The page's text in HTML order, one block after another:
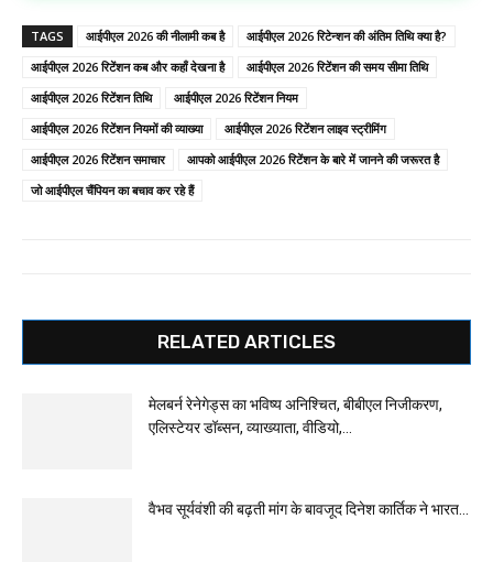
TAGS आईपीएल 2026 की नीलामी कब है
आईपीएल 2026 रिटेन्शन की अंतिम तिथि क्या है?
आईपीएल 2026 रिटेंशन कब और कहाँ देखना है
आईपीएल 2026 रिटेंशन की समय सीमा तिथि
आईपीएल 2026 रिटेंशन तिथि
आईपीएल 2026 रिटेंशन नियम
आईपीएल 2026 रिटेंशन नियमों की व्याख्या
आईपीएल 2026 रिटेंशन लाइव स्ट्रीमिंग
आईपीएल 2026 रिटेंशन समाचार
आपको आईपीएल 2026 रिटेंशन के बारे में जानने की जरूरत है
जो आईपीएल चैंपियन का बचाव कर रहे हैं
RELATED ARTICLES
मेलबर्न रेनेगेड्स का भविष्य अनिश्चित, बीबीएल निजीकरण,
एलिस्टेयर डॉब्सन, व्याख्याता, वीडियो,...
वैभव सूर्यवंशी की बढ़ती मांग के बावजूद दिनेश कार्तिक ने भारत...